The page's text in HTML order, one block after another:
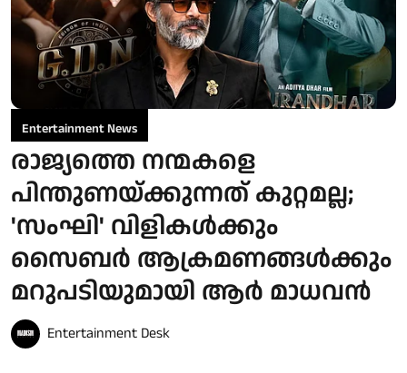
Entertainment News
രാജ്യത്തെ നന്മകളെ
പിന്തുണയ്ക്കുന്നത് കുറ്റമല്ല;
'സംഘി' വിളികൾക്കും
സൈബർ ആക്രമണങ്ങൾക്കും
മറുപടിയുമായി ആർ മാധവൻ
Entertainment Desk